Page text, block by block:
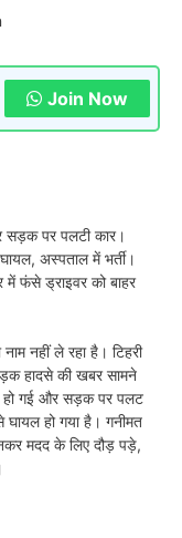
Join Now
सड़क पर पलटी कार।
अस्पताल में भर्ती।
में फंसे ड्राइवर को बाहर
नहीं ले रहा है। टिहरी
हादसे की खबर सामने
हो गई और सड़क पर पलट
घायल हो गया है। गनीमत
मदद के लिए दौड़ पड़े,